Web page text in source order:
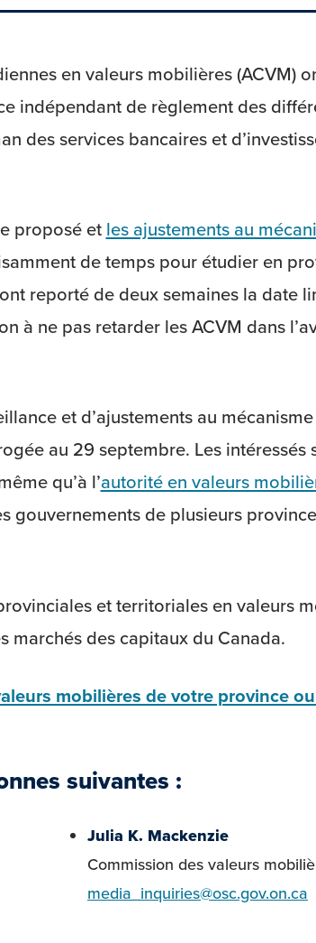
en valeurs mobilières (ACVM)
indépendant de règlement des
des services bancaires et
proposé et les ajustements au
de temps pour étudier en
reporté de deux semaines la date
à ne pas retarder les ACVM dans
et d’ajustements au
au 29 septembre. Les
qu’à l’autorité en valeurs
gouvernements de plusieurs
et territoriales en valeurs
des capitaux du Canada.
mobilières de votre province
suivantes :
Julia K. Mackenzie
Commission des valeurs
media_inquiries@osc.gov.on.ca